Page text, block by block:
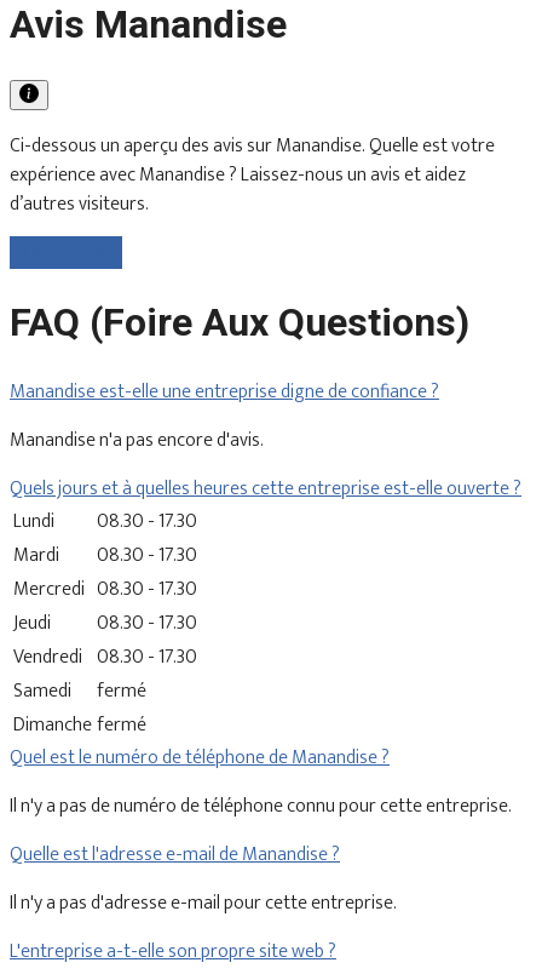
Avis Manandise
Ci-dessous un aperçu des avis sur Manandise. Quelle est votre
expérience avec Manandise ? Laissez-nous un avis et aidez
d’autres visiteurs.
FAQ (Foire Aux Questions)
Manandise est-elle une entreprise digne de confiance ?
Manandise n'a pas encore d'avis.
Quels jours et à quelles heures cette entreprise est-elle ouverte ?
Lundi
08.30 - 17.30
Mardi
08.30 - 17.30
Mercredi 08.30 - 17.30
Jeudi
08.30 - 17.30
Vendredi 08.30 - 17.30
Samedi
fermé
Dimanchefermé
Quel est le numéro de téléphone de Manandise ?
Il n'y a pas de numéro de téléphone connu pour cette entreprise.
Quelle est l'adresse e-mail de Manandise ?
Il n'y a pas d'adresse e-mail pour cette entreprise.
L'entreprise a-t-elle son propre site web ?